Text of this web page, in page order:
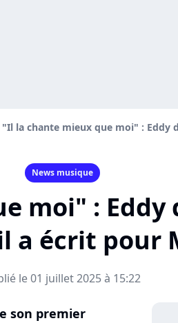
"Il la chante mieux que moi" :
News musique
moi" : Eddy
a écrit pour
le 01 juillet 2025 à 15:22
son premier